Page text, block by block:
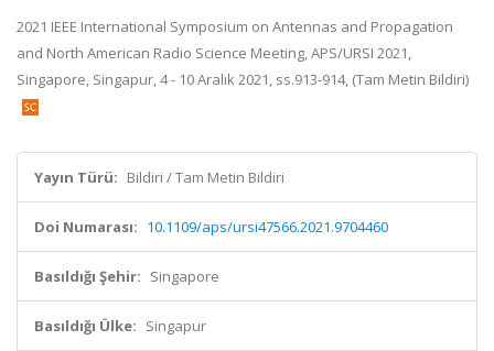
2021 IEEE International Symposium on Antennas and Propagation
and North American Radio Science Meeting, APS/URSI 2021,
Singapore, Singapur, 4 - 10 Aralık 2021, ss.913-914, (Tam Metin Bildiri)
Yayın Türü: Bildiri / Tam Metin Bildiri
Doi Numarası: 10.1109/aps/ursi47566.2021.9704460
Basıldığı Şehir: Singapore
Basıldığı Ülke: Singapur